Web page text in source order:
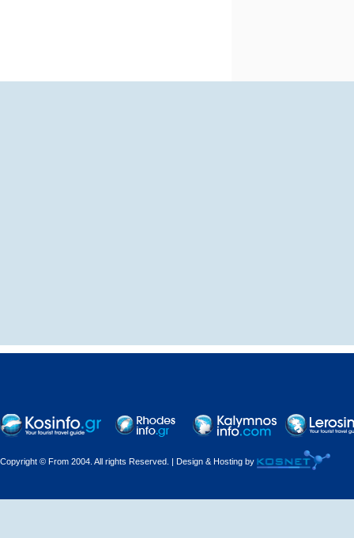
Copyright © From 2004. All rights Reserved. | Design & Hosting by